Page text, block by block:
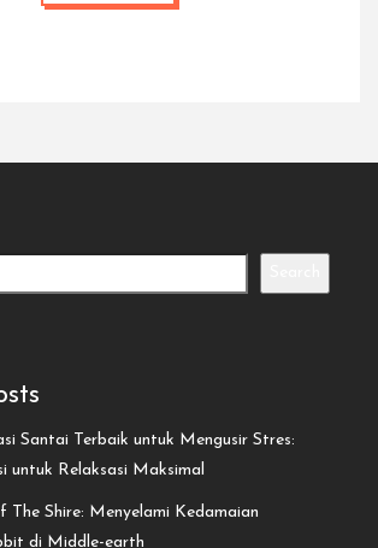
Santai Terbaik untuk Mengusir Stres:
untuk Relaksasi Maksimal
The Shire: Menyelami Kedamaian
di Middle-earth